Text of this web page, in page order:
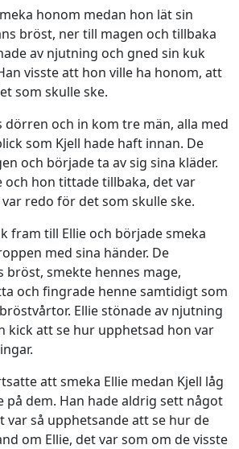
honom medan hon lät sin
bröst, ner till magen och tillbaka
av njutning och gned sin kuk
visste att hon ville ha honom, att
som skulle ske.
dörren och in kom tre män, alla med
som Kjell hade haft innan. De
och började ta av sig sina kläder.
och hon tittade tillbaka, det var
redo för det som skulle ske.
fram till Ellie och började smeka
med sina händer. De
bröst, smekte hennes mage,
och fingrade henne samtidigt som
Ellie stönade av njutning
kick att se hur upphetsad hon var
att smeka Ellie medan Kjell låg
på dem. Han hade aldrig sett något
var så upphetsande att se hur de
om Ellie, det var som om de visste